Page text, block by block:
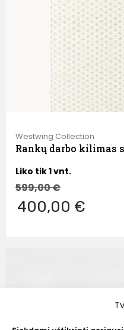
Westwing Collection
Rankų darbo kilimas
Liko tik 1 vnt.
599,00€
400,00 €